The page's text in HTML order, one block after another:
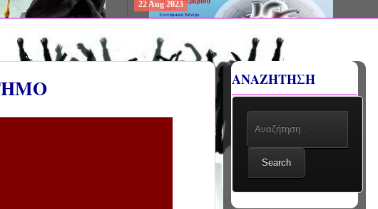
22Aug 2023
ΑΝΑΖΗΤΗΣΗ
Search